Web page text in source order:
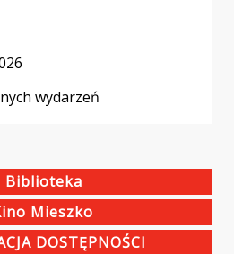
wydarzeń
Biblioteka
Mieszko
DOSTĘPNOŚCI